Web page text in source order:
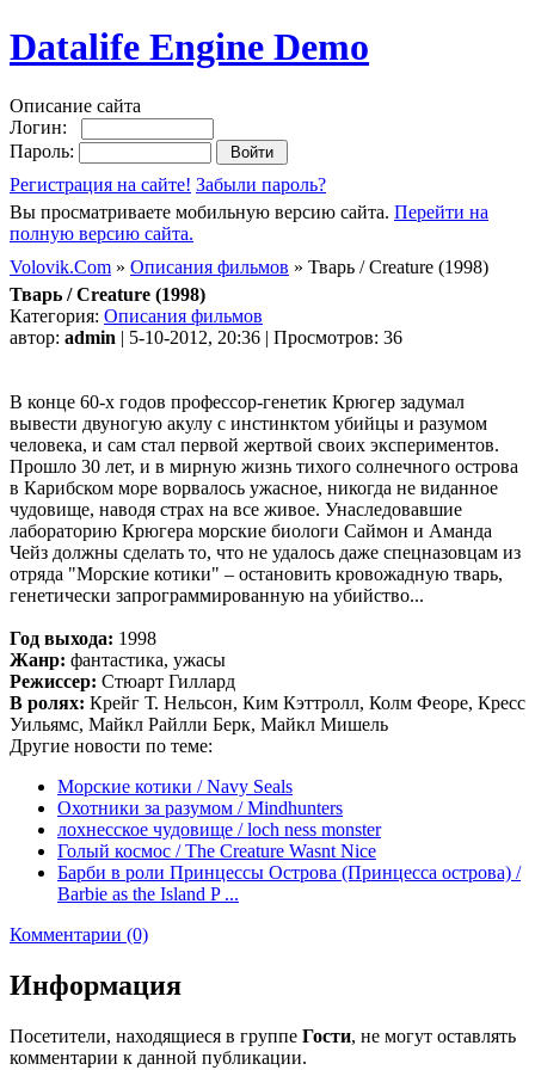
Datalife Engine Demo
Описание сайта
Логин:
Пароль:
Регистрация на сайте! Забыли пароль?
Вы просматриваете мобильную версию сайта. Перейти на
полную версию сайта.
Volovik.Com » Описания фильмов » Тварь / Creature (1998)
Тварь / Creature (1998)
Категория: Описания фильмов
автор: admin | 5-10-2012, 20:36 | Просмотров: 36
В конце 60-х годов профессор-генетик Крюгер задумал
вывести двуногую акулу с инстинктом убийцы и разумом
человека, и сам стал первой жертвой своих экспериментов.
Прошло 30 лет, и в мирную жизнь тихого солнечного острова
в Карибском море ворвалось ужасное, никогда не виданное
чудовище, наводя страх на все живое. Унаследовавшие
лабораторию Крюгера морские биологи Саймон и Аманда
Чейз должны сделать то, что не удалось даже спецназовцам из
отряда "Морские котики" – остановить кровожадную тварь,
генетически запрограммированную на убийство...
Год выхода: 1998
Жанр: фантастика, ужасы
Режиссер: Стюарт Гиллард
В ролях: Крейг Т. Нельсон, Ким Кэттролл, Колм Феоре, Кресс
Уильямс, Майкл Райлли Берк, Майкл Мишель
Другие новости по теме:
Морские котики / Navy Seals
Охотники за разумом / Mindhunters
лохнесское чудовище / loch ness monster
Голый космос / The Creature Wasnt Nice
Барби в роли Принцессы Острова (Принцесса острова) /
Barbie as the Island P ...
Комментарии (0)
Информация
Посетители, находящиеся в группе Гости, не могут оставлять
комментарии к данной публикации.